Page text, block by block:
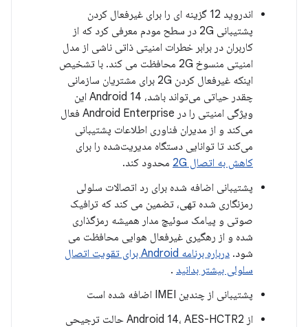
اندروید 12 گزینه ای را برای غیرفعال کردن
پشتیبانی 2G در سطح مودم معرفی کرد که از
کاربران در برابر خطرات امنیتی ذاتی ناشی از مدل
امنیتی منسوخ 2G محافظت می کند. با تشخیص
اینکه غیرفعال کردن 2G برای مشتریان سازمانی
چقدر حیاتی می‌تواند باشد، Android 14 این
ویژگی امنیتی را در Android Enterprise فعال
می‌کند و از مدیران فناوری اطلاعات پشتیبانی
می‌کند تا توانایی دستگاه مدیریت‌شده را برای
کاهش به اتصال 2G
محدود کند.
پشتیبانی اضافه شده برای رد اتصالات سلولی
رمزنگاری شده تهی، تضمین می کند که ترافیک
صوتی و پیامک سوئیچ مدار همیشه رمزگذاری
شده و از رهگیری غیرفعال هوایی محافظت می
شود.
درباره برنامه Android برای تقویت اتصال
سلولی بیشتر بدانید .
پشتیبانی از چندین IMEI اضافه شده است
از Android 14، AES-HCTR2 حالت ترجیحی